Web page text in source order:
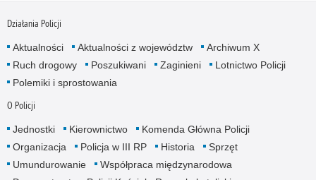
Działania Policji
Aktualności Aktualności z województw
Archiwum X
Ruch drogowy
Poszukiwani Zaginieni
Lotnictwo Policji
Polemiki i sprostowania
O Policji
Jednostki Kierownictwo
Komenda Główna Policji
Organizacja
Policja w III RP Historia
Sprzęt
Umundurowanie
Współpraca międzynarodowa